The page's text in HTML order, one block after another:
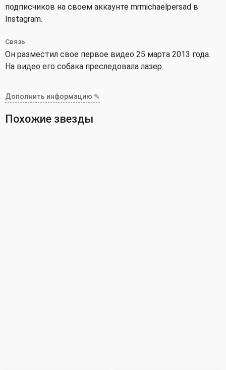
подписчиков на своем аккаунте mrmichaelpersad в
Instagram.
Связь
Он разместил свое первое видео 25 марта 2013 года.
На видео его собака преследовала лазер.
Дополнить информацию ✎
Похожие звезды